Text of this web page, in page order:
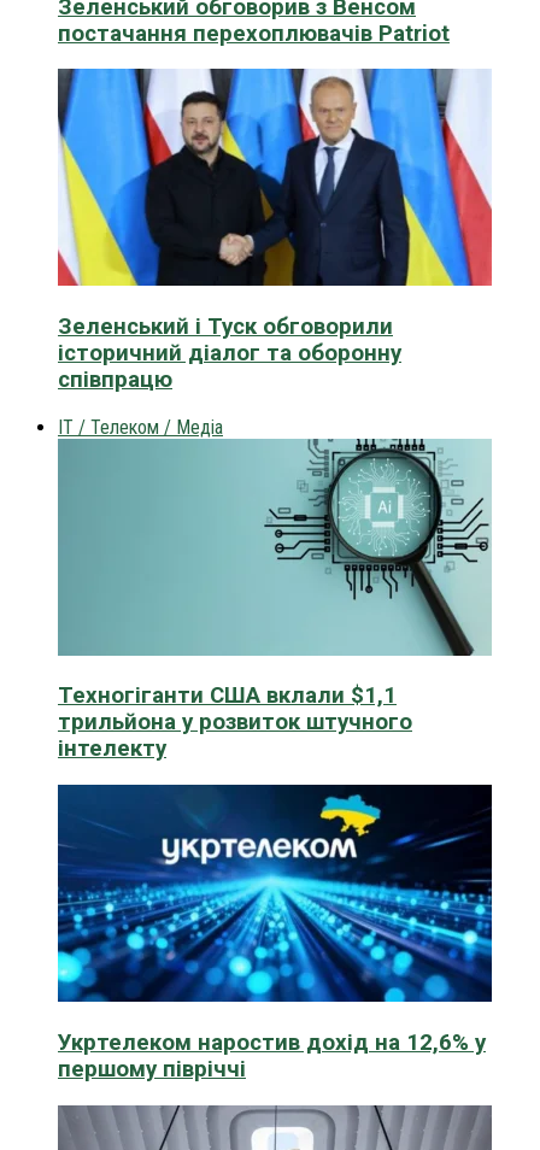
Зеленський обговорив з Венсом
постачання перехоплювачів Patriot
Зеленський і Туск обговорили
історичний діалог та оборонну
співпрацю
IT / Телеком / Медіа
Техногіганти США вклали $1,1
трильйона у розвиток штучного
інтелекту
Укртелеком наростив дохід на 12,6% у
першому півріччі